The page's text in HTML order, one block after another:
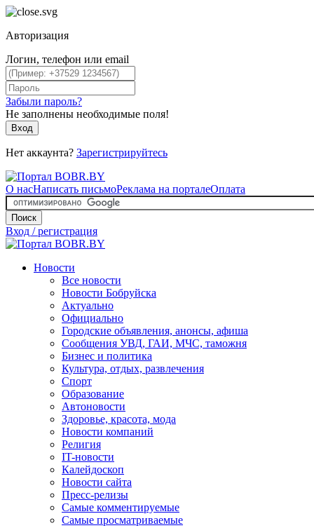
Авторизация
Логин, телефон или email
Забыли пароль?
Не заполнены необходимые поля!
Вход
Нет аккаунта? Зарегистрируйтесь
О насНаписать письмоРеклама на порталеОплата
Поиск
Вход / регистрация
Новости
Все новости
Новости Бобруйска
Актуально
Официально
Городские объявления, анонсы, афиша
Сообщения УВД, ГАИ, МЧС, таможня
Бизнес и политика
Культура, отдых, развлечения
Спорт
Образование
Автоновости
Здоровье, красота, мода
Новости компаний
Религия
IT-новости
Калейдоскоп
Новости сайта
Пресс-релизы
Самые комментируемые
Самые просматриваемые